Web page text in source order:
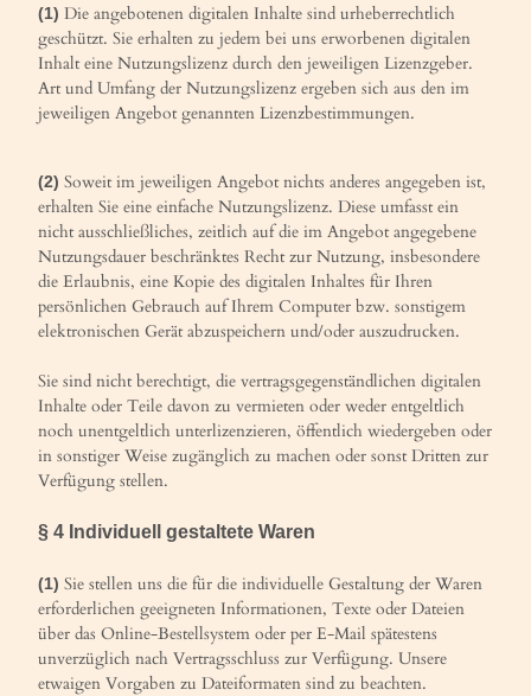
(1) Die angebotenen digitalen Inhalte sind urheberrechtlich
geschützt. Sie erhalten zu jedem bei uns erworbenen digitalen
Inhalt eine Nutzungslizenz durch den jeweiligen Lizenzgeber.
Art und Umfang der Nutzungslizenz ergeben sich aus den im
jeweiligen Angebot genannten Lizenzbestimmungen.
(2) Soweit im jeweiligen Angebot nichts anderes angegeben ist,
erhalten Sie eine einfache Nutzungslizenz. Diese umfasst ein
nicht ausschließliches, zeitlich auf die im Angebot angegebene
Nutzungsdauer beschränktes Recht zur Nutzung, insbesondere
die Erlaubnis, eine Kopie des digitalen Inhaltes für Ihren
persönlichen Gebrauch auf Ihrem Computer bzw. sonstigem
elektronischen Gerät abzuspeichern und/oder auszudrucken.
Sie sind nicht berechtigt, die vertragsgegenständlichen digitalen
Inhalte oder Teile davon zu vermieten oder weder entgeltlich
noch unentgeltlich unterlizenzieren, öffentlich wiedergeben oder
in sonstiger Weise zugänglich zu machen oder sonst Dritten zur
Verfügung stellen.
§ 4 Individuell gestaltete Waren
(1) Sie stellen uns die für die individuelle Gestaltung der Waren
erforderlichen geeigneten Informationen, Texte oder Dateien
über das Online-Bestellsystem oder per E-Mail spätestens
unverzüglich nach Vertragsschluss zur Verfügung. Unsere
etwaigen Vorgaben zu Dateiformaten sind zu beachten.